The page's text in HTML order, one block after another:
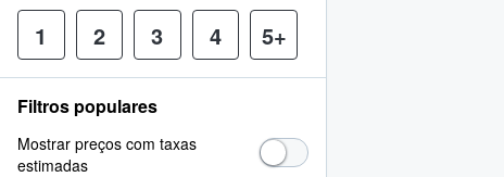
1 2 3 4 5+
Filtros populares
Mostrar preços com taxas
estimadas